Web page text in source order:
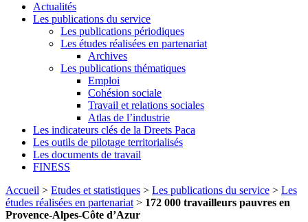
Actualités
Les publications du service
Les publications périodiques
Les études réalisées en partenariat
Archives
Les publications thématiques
Emploi
Cohésion sociale
Travail et relations sociales
Atlas de l’industrie
Les indicateurs clés de la Dreets Paca
Les outils de pilotage territorialisés
Les documents de travail
FINESS
Accueil > Etudes et statistiques > Les publications du service > Les
études réalisées en partenariat> 172 000 travailleurs pauvres en
Provence-Alpes-Côte d’Azur